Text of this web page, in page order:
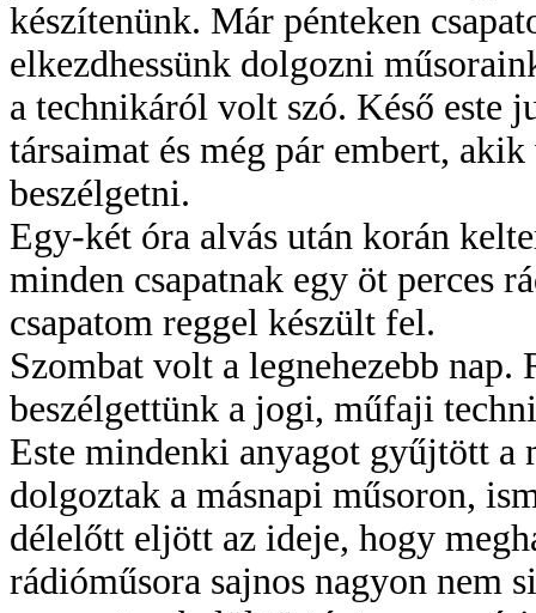
készítenünk. Már pénteken
elkezdhessünk dolgozni
a technikáról volt szó. Késő este
társaimat és még pár embert,
beszélgetni.
Egy-két óra alvás után korán
minden csapatnak egy öt perces
csapatom reggel készült fel.
Szombat volt a legnehezebb
beszélgettünk a jogi, műfaji
Este mindenki anyagot gyűjtött a
dolgoztak a másnapi műsoron,
délelőtt eljött az ideje, hogy
rádióműsora sajnos nagyon nem